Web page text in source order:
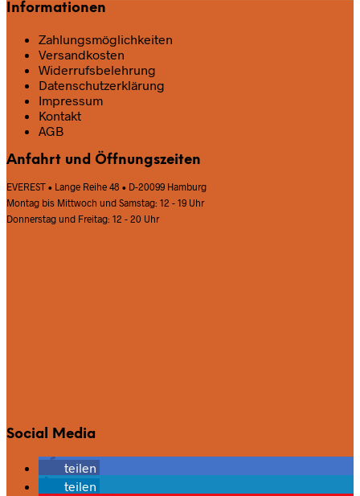
Informationen
Zahlungsmöglichkeiten
Versandkosten
Widerrufsbelehrung
Datenschutz­erklärung
Impressum
Kontakt
AGB
Anfahrt und Öffnungszeiten
EVEREST • Lange Reihe 48 • D-20099 Hamburg
Montag bis Mittwoch und Samstag: 12 - 19 Uhr
Donnerstag und Freitag: 12 - 20 Uhr
Social Media
teilen
teilen